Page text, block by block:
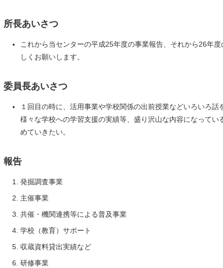
長あいさつ
これから当センターの平成25年度の事業報告、それから26年
しくお願いします。
員長あいさつ
１回目の時に、活用事業や学校関係の出前授業などいろいろ
様々な学校への学習支援の実績等、盛り沢山な内容になって
めていきたい。
告
発掘調査事業
主催事業
共催・機関連携等による普及事業
学校（教育）サポート
収蔵資料貸出実績など
研修事業